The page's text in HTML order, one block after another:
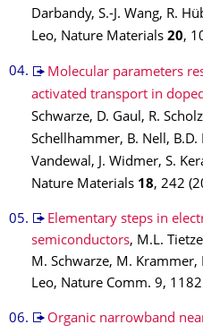
Darbandy, S.-J. Wang, R.
Leo, Nature Materials 20,
Molecular parameters
activated transport in
Schwarze, D. Gaul, R.
Schellhammer, B. Nell, B.D.
Vandewal, J. Widmer, S.
Nature Materials 18, 242
Elementary steps in
semiconductors, M.L.
M. Schwarze, M. Krammer,
Leo, Nature Comm. 9,
Organic narrowband